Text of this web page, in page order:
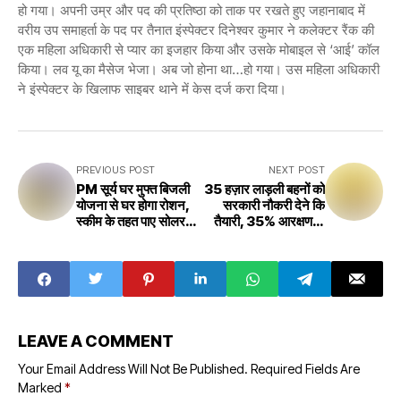
हो गया। अपनी उम्र और पद की प्रतिष्ठा को ताक पर रखते हुए जहानाबाद में
वरीय उप समाहर्ता के पद पर तैनात इंस्पेक्टर दिनेश्वर कुमार ने कलेक्टर रैंक की
एक महिला अधिकारी से प्यार का इजहार किया और उसके मोबाइल से ‘आई’ कॉल
किया। लव यू का मैसेज भेजा। अब जो होना था…हो गया। उस महिला अधिकारी
ने इंस्पेक्टर के खिलाफ साइबर थाने में केस दर्ज करा दिया।
PREVIOUS POST
PM सूर्य घर मुफ्त बिजली
योजना से घर होगा रोशन,
स्कीम के तहत पाए सोलर
NEXT POST
35 हज़ार लाड़ली बहनों को
सरकारी नौकरी देने कि
तैयारी, 35% आरक्षण के
News
LEAVE A COMMENT
Your Email Address Will Not Be Published. Required Fields Are
Marked *